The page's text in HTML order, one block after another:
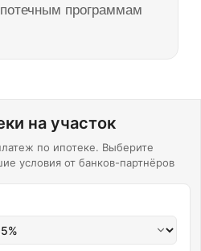
на участок
по ипотеке. Выберите
условия от банков-партнёров